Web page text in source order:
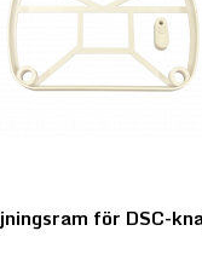
för DSC-